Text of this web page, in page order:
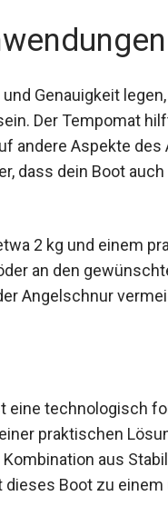
Genauigkeit
Der Tempomat
auf andere
stellt sicher, dass
2 kg und einem
an den
der Angelschnur
eine technologisch
einer praktischen
Die Kombination
Boot zu